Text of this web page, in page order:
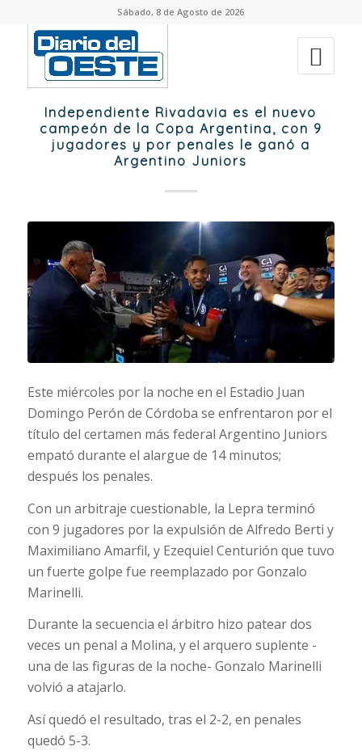
Sábado, 8 de Agosto de 2026
Independiente Rivadavia es el nuevo
campeón de la Copa Argentina, con 9
jugadores y por penales le ganó a
Argentino Juniors
Este miércoles por la noche en el Estadio Juan
Domingo Perón de Córdoba se enfrentaron por el
título del certamen más federal Argentino Juniors
empató durante el alargue de 14 minutos;
después los penales.
Con un arbitraje cuestionable, la Lepra terminó
con 9 jugadores por la expulsión de Alfredo Berti y
Maximiliano Amarfil, y Ezequiel Centurión que tuvo
un fuerte golpe fue reemplazado por Gonzalo
Marinelli.
Durante la secuencia el árbitro hizo patear dos
veces un penal a Molina, y el arquero suplente -
una de las figuras de la noche- Gonzalo Marinelli
volvió a atajarlo.
Así quedó el resultado, tras el 2-2, en penales
quedó 5-3.